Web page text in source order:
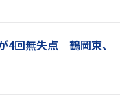
4回無失点 鶴岡東、